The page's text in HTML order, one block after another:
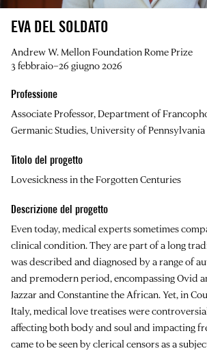
EVA DEL SOLDATO
Andrew W. Mellon Foundation Rome Prize
3 febbraio–26 giugno 2026
Professione
Associate Professor, Department of
Germanic Studies, University of Pennsylvania
Titolo del progetto
Lovesickness in the Forgotten Centuries
Descrizione del progetto
Even today, medical experts sometimes
clinical condition. They are part of a long
was described and diagnosed by a range of
and premodern period, encompassing Ovid
Jazzar and Constantine the African. Yet, in
Italy, medical love treatises were
affecting both body and soul and impacting
came to be seen by clerical censors as a